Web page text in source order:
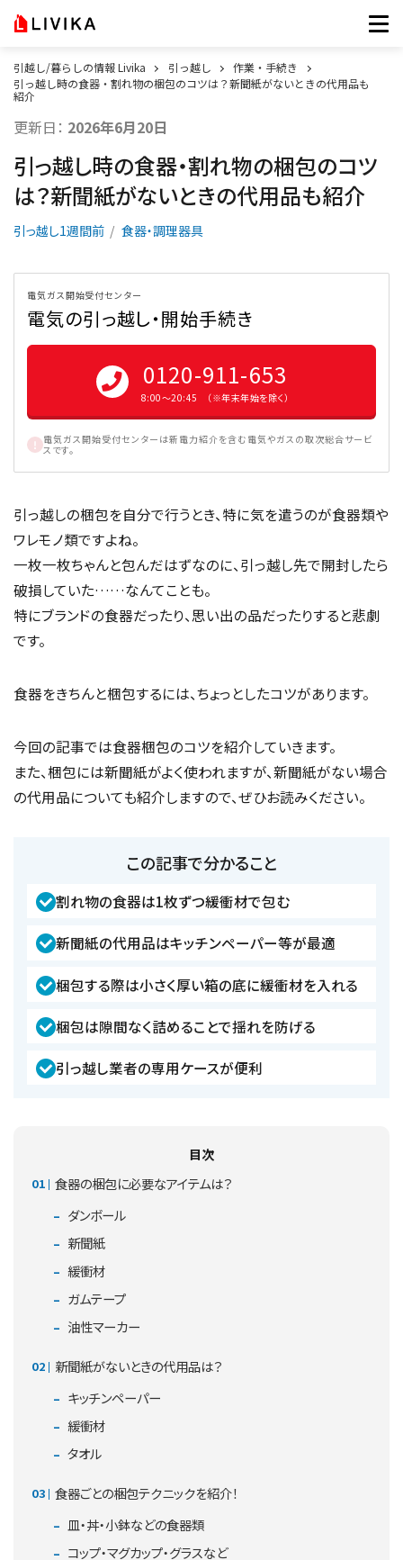
引越し/暮らしの情報 Livika 引っ越し
作業・手続き
引っ越し時の食器・割れ物の梱包のコツは？新聞紙がないときの代用品も
紹介
更新日： 2026年6月20日
引っ越し時の食器・割れ物の梱包のコツ
は？新聞紙がないときの代用品も紹介
引っ越し1週間前 食器・調理器具
電気ガス開始受付センター
電気の引っ越し・開始手続き
0120-911-653
8:00〜20:45 （※年末年始を除く）
電気ガス開始受付センターは新電力紹介を含む電気やガスの取次総合サービ
スです。
引っ越しの梱包を自分で行うとき、特に気を遣うのが食器類や
ワレモノ類ですよね。
一枚一枚ちゃんと包んだはずなのに、引っ越し先で開封したら
破損していた……なんてことも。
特にブランドの食器だったり、思い出の品だったりすると悲劇
です。
食器をきちんと梱包するには、ちょっとしたコツがあります。
今回の記事では食器梱包のコツを紹介していきます。
また、梱包には新聞紙がよく使われますが、新聞紙がない場合
の代用品についても紹介しますので、ぜひお読みください。
この記事で分かること
割れ物の食器は1枚ずつ緩衝材で包む
新聞紙の代用品はキッチンペーパー等が最適
梱包する際は小さく厚い箱の底に緩衝材を入れる
梱包は隙間なく詰めることで揺れを防げる
引っ越し業者の専用ケースが便利
目次
食器の梱包に必要なアイテムは？
ダンボール
新聞紙
緩衝材
ガムテープ
油性マーカー
新聞紙がないときの代用品は？
キッチンペーパー
緩衝材
タオル
食器ごとの梱包テクニックを紹介！
皿・丼・小鉢などの食器類
コップ・マグカップ・グラスなど